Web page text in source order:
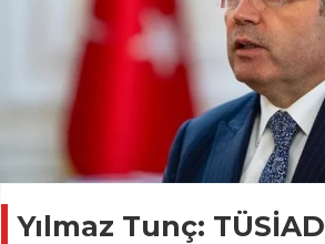
Yılmaz Tunç: TÜSİAD